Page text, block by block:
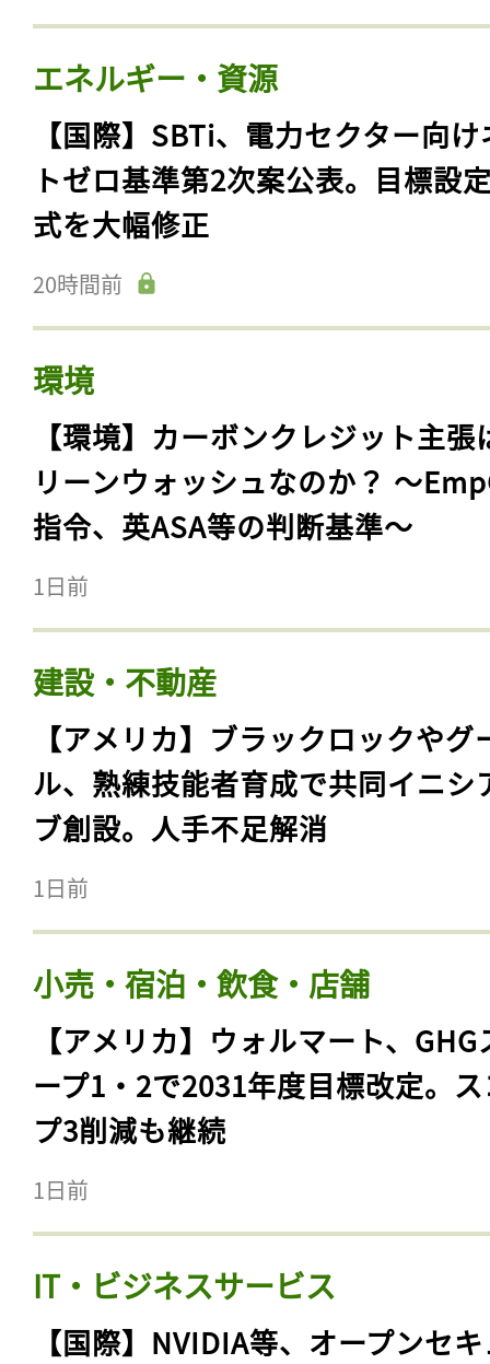
エネルギー・資源
【国際】SBTi、電力セクター向
トゼロ基準第2次案公表。目標設
式を大幅修正
20時間前
環境
【環境】カーボンクレジット主張
リーンウォッシュなのか？ 〜
指令、英ASA等の判断基準〜
1日前
建設・不動産
【アメリカ】ブラックロックやグ
ル、熟練技能者育成で共同イニシ
ブ創設。人手不足解消
1日前
小売・宿泊・飲食・店舗
【アメリカ】ウォルマート、GHG
ープ1・2で2031年度目標改定。
プ3削減も継続
1日前
IT・ビジネスサービス
【国際】NVIDIA等、オープンセ